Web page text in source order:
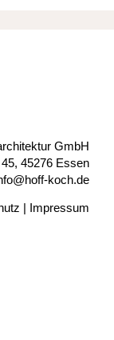
GmbH
45276 Essen
koch.de
| Impressum